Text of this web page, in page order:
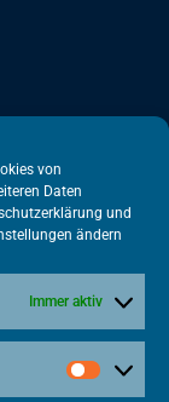
von
Daten
und
ändern
Immer aktiv